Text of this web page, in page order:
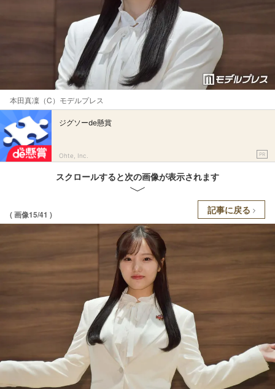
本田真凜（C）モデルプレス
ジグソーde懸賞
Ohte, Inc. PR
スクロールすると次の画像が表示されます
( 画像15/41 ) 記事に戻る